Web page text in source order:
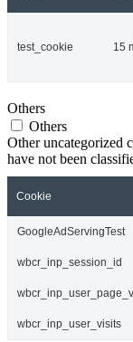
test_cookie 15
Others
Others
Other uncategorized
have not been
Cookie
GoogleAdServingTest
wbcr_inp_session_id
wbcr_inp_user_visits